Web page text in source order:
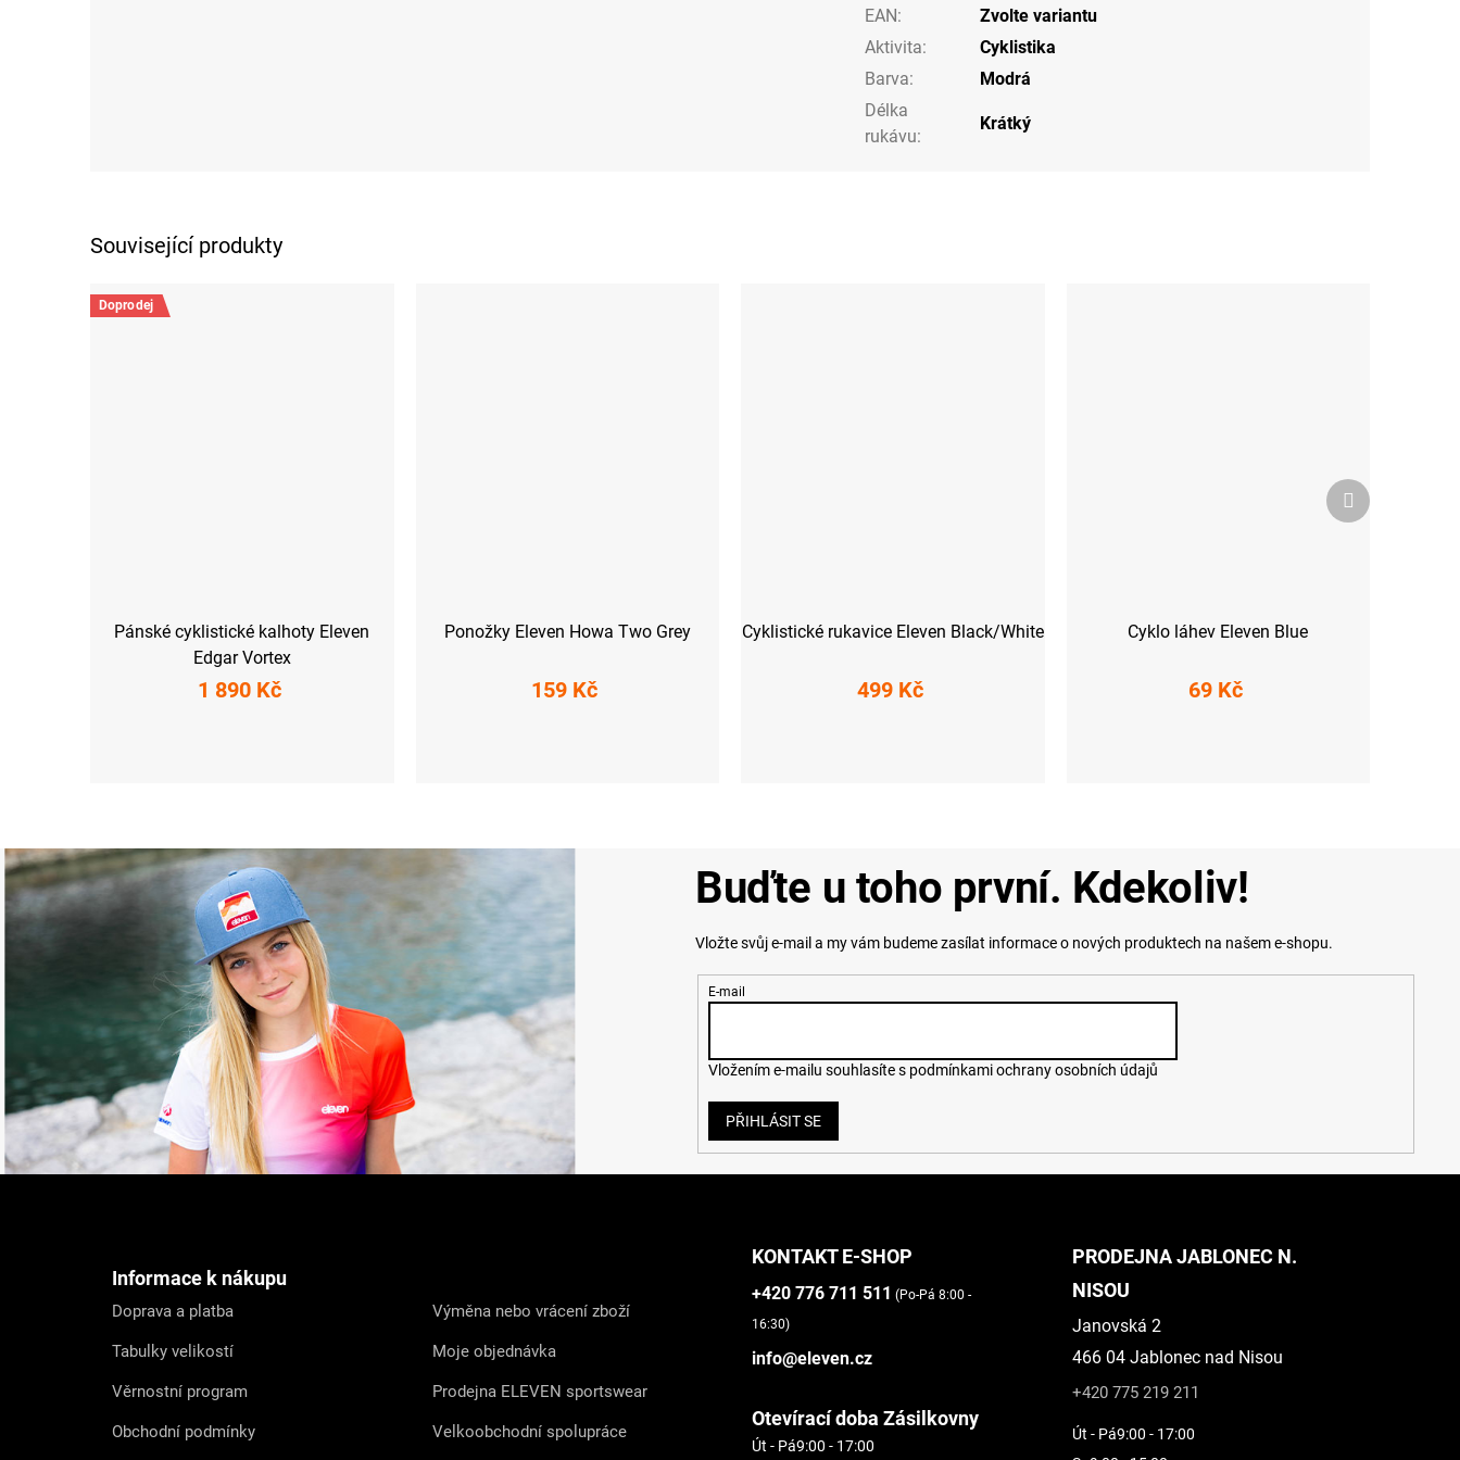
Související produkty
Doprodej
Pánské cyklistické kalhoty Eleven
Edgar Vortex
1 890 Kč
Ponožky Eleven Howa Two Grey
159 Kč
Cyklistické rukavice Eleven Black/White
499 Kč
Cyklo láhev Eleven Blue
69 Kč
Další
produkt
EAN:
Zvolte variantu
Aktivita:
Cyklistika
Barva:
Modrá
Délka
rukávu:
Krátký
Buďte u toho první. Kdekoliv!
Vložte svůj e-mail a my vám budeme zasílat informace o nových produktech na našem e-shopu.
E-mail
Vložením e-mailu souhlasíte s podmínkami ochrany osobních údajů
PŘIHLÁSIT SE
Informace k nákupu
Doprava a platba
Tabulky velikostí
Věrnostní program
Obchodní podmínky
Výměna nebo vrácení zboží
Moje objednávka
Prodejna ELEVEN sportswear
Velkoobchodní spolupráce
KONTAKT E-SHOP
+420 776 711 511 (Po-Pá 8:00 -
16:30)
info@eleven.cz
Otevírací doba Zásilkovny
Út - Pá9:00 - 17:00
PRODEJNA JABLONEC N.
NISOU
Janovská 2
466 04 Jablonec nad Nisou
+420 775 219 211
Út - Pá9:00 - 17:00